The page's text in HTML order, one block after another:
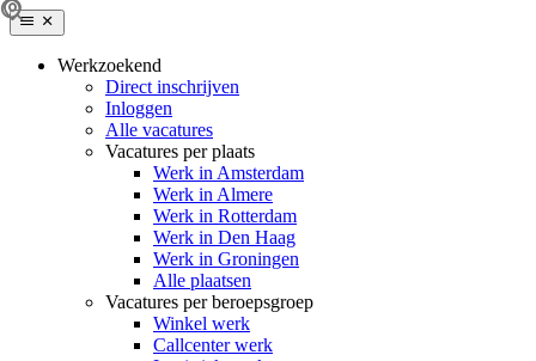
Werkzoekend
Direct inschrijven
Inloggen
Alle vacatures
Vacatures per plaats
Werk in Amsterdam
Werk in Almere
Werk in Rotterdam
Werk in Den Haag
Werk in Groningen
Alle plaatsen
Vacatures per beroepsgroep
Winkel werk
Callcenter werk